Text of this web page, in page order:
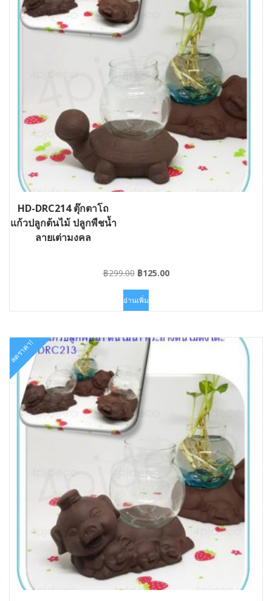
HD-DRC214 ตุ๊กตาโถ
แก้วปลูกต้นไม้ ปลูกพืชน้ำ
ลายเต่ามงคล
฿299.00 Original
was:
฿299.00.
฿125.00Current
อ่านเพิ่ม
ลดราคา!